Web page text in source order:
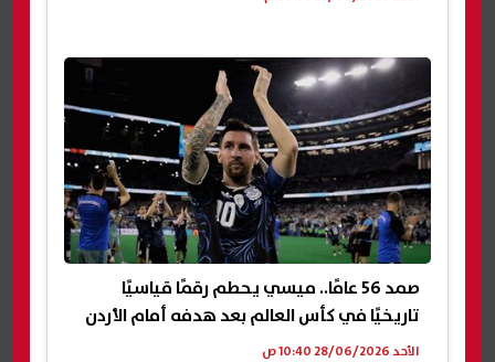
صمد 56 عامًا.. ميسي يحطم رقمًا قياسيًا
تاريخيًا في كأس العالم بعد هدفه أمام الأردن
الأحد 28/06/2026 10:40 ص